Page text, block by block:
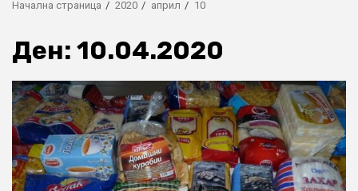
Начална страница 2020 април 10
Ден: 10.04.2020